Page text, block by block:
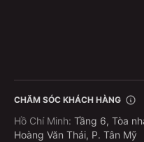
CHĂM SÓC KHÁCH HÀNG
Hồ Chí Minh: Tầng 6, Tòa
Hoàng Văn Thái, P. Tân Mỹ